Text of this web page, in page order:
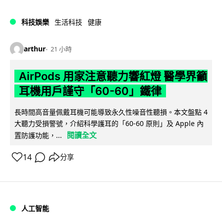
科技娛樂 生活科技 健康
arthur 21 小時
AirPods 用家注意聽力響紅燈 醫學界籲
耳機用戶謹守「60-60」鐵律
長時間高音量佩戴耳機可能導致永久性噪音性聽損。本文盤點 4
大聽力受損警號，介紹科學護耳的「60-60 原則」及 Apple 內
置防護功能，...
閱讀全文
14 分享
人工智能